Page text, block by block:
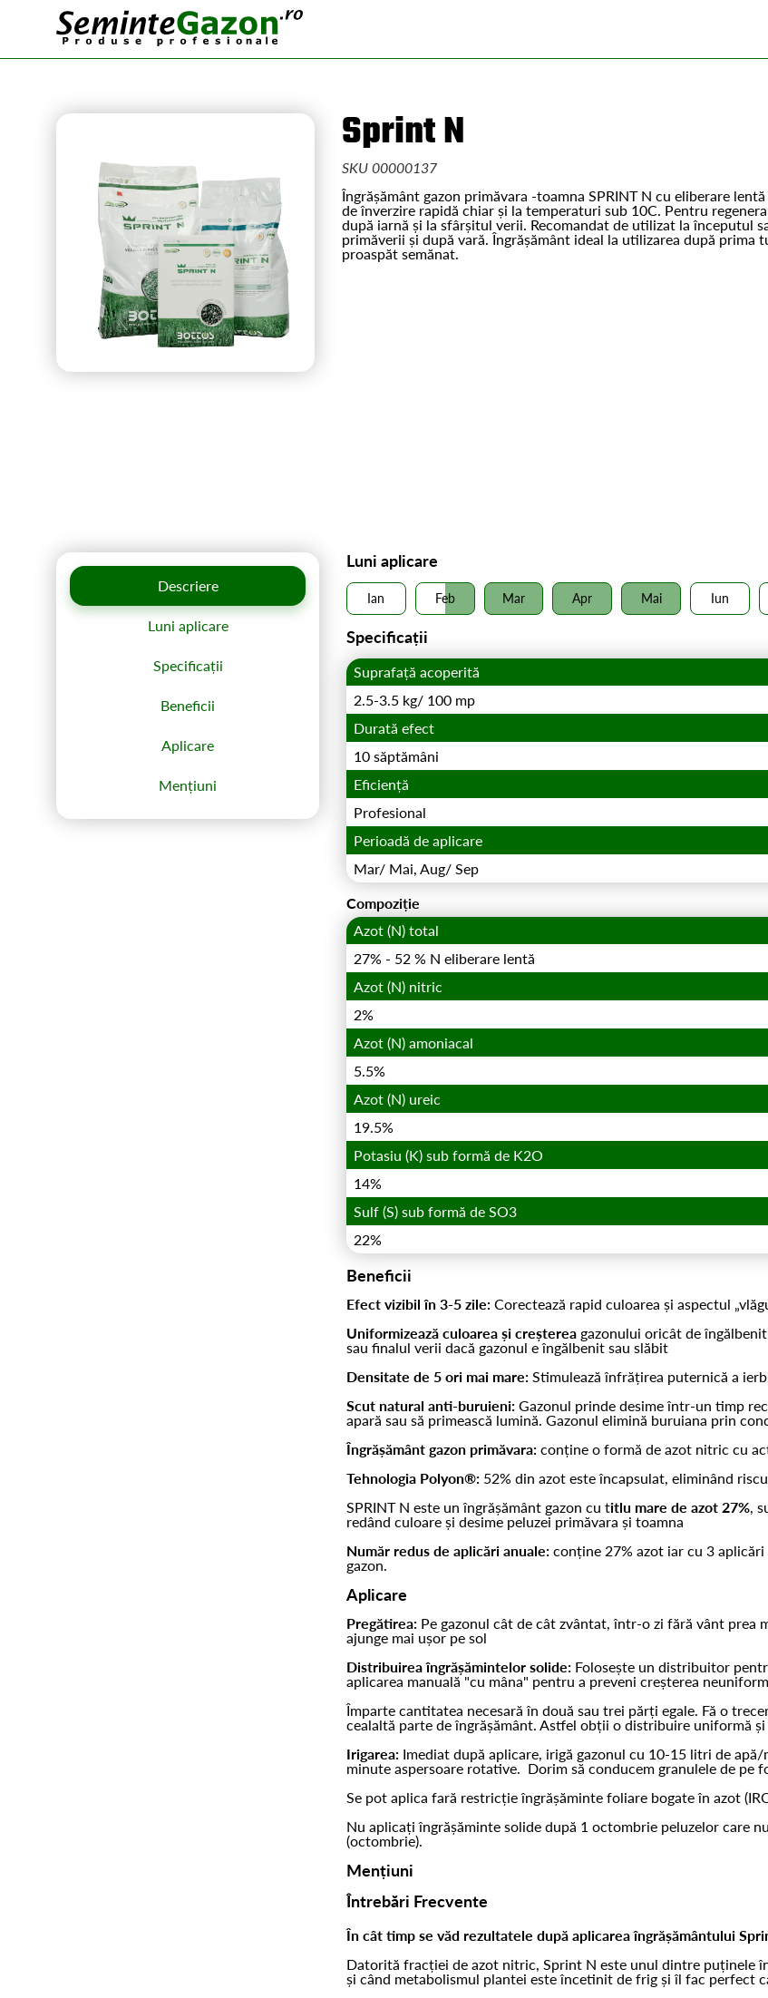
Sprint N
SKU 00000137
Îngrășământ gazon primăvara -toamna SPRINT N cu eliberare
de înverzire rapidă chiar și la temperaturi sub 10C. Pentru
după iarnă și la sfârșitul verii. Recomandat de utilizat la începutul
primăverii și după vară. Îngrășământ ideal la utilizarea după prima
proaspăt semănat.
Descriere
Luni aplicare
Specificații
Beneficii
Aplicare
Mențiuni
Luni aplicare
Ian Feb Mar Apr Mai Iun
Specificații
Suprafață acoperită
2.5-3.5 kg/ 100 mp
Durată efect
10 săptămâni
Eficiență
Profesional
Perioadă de aplicare
Mar/ Mai, Aug/ Sep
Compoziție
Azot (N) total
27% - 52 % N eliberare lentă
Azot (N) nitric
2%
Azot (N) amoniacal
5.5%
Azot (N) ureic
19.5%
Potasiu (K) sub formă de K2O
14%
Sulf (S) sub formă de SO3
22%
Beneficii
Efect vizibil în 3-5 zile: Corectează rapid culoarea și aspectul
Uniformizează culoarea și creșterea gazonului oricât de
sau finalul verii dacă gazonul e îngălbenit sau slăbit
Densitate de 5 ori mai mare: Stimulează înfrățirea puternică a
Scut natural anti-buruieni: Gazonul prinde desime într-un timp
apară sau să primească lumină. Gazonul elimină buruiana prin
Îngrășământ gazon primăvara: conține o formă de azot nitric cu
Tehnologia Polyon®: 52% din azot este încapsulat, eliminând
SPRINT N este un îngrășământ gazon cu titlu mare de azot 27%,
redând culoare și desime peluzei primăvara și toamna
Număr redus de aplicări anuale: conține 27% azot iar cu 3
gazon.
Aplicare
Pregătirea: Pe gazonul cât de cât zvântat, într-o zi fără vânt prea
ajunge mai ușor pe sol
Distribuirea îngrășămintelor solide: Folosește un distribuitor
aplicarea manuală "cu mâna" pentru a preveni creșterea
Împarte cantitatea necesară în două sau trei părți egale. Fă o
cealaltă parte de îngrășământ. Astfel obții o distribuire uniformă
Irigarea: Imediat după aplicare, irigă gazonul cu 10-15 litri de
minute aspersoare rotative. Dorim să conducem granulele de pe
Se pot aplica fară restricție îngrășăminte foliare bogate în azot
Nu aplicați îngrășăminte solide după 1 octombrie peluzelor care
(octombrie).
Mențiuni
Întrebări Frecvente
În cât timp se văd rezultatele după aplicarea îngrășământului
Datorită fracției de azot nitric, Sprint N este unul dintre puținele
și când metabolismul plantei este încetinit de frig și îl fac perfect